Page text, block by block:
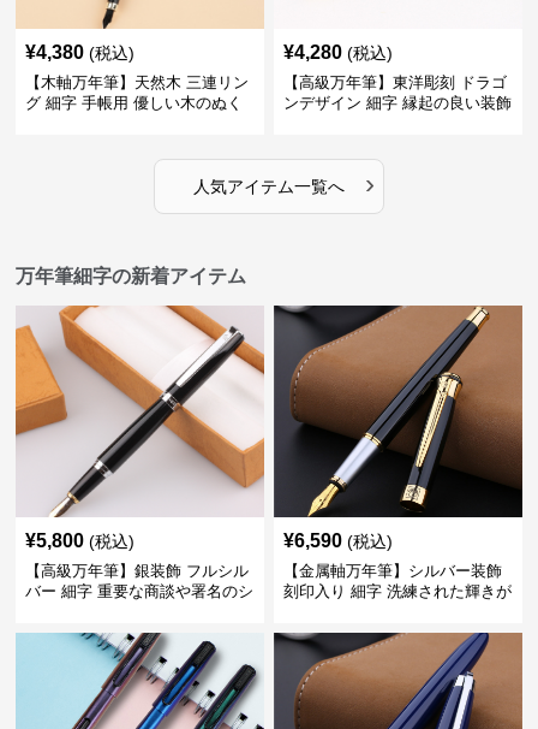
¥4,380 (税込)
【木軸万年筆】天然木 三連リン
グ 細字 手帳用 優しい木のぬく
¥4,280 (税込)
【高級万年筆】東洋彫刻 ドラゴ
ンデザイン 細字 縁起の良い装飾
人気アイテム一覧へ ›
万年筆細字の新着アイテム
¥5,800 (税込)
【高級万年筆】銀装飾 フルシル
バー 細字 重要な商談や署名のシ
てくれる
¥6,590 (税込)
【金属軸万年筆】シルバー装飾
刻印入り 細字 洗練された輝きが